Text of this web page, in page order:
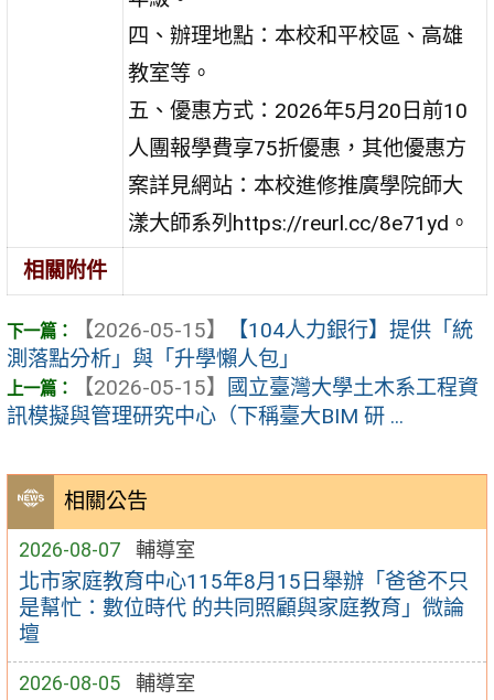
相關公告
2026-08-07 輔導室
北市家庭教育中心115年8月15日舉辦「爸爸不只
是幫忙：數位時代 的共同照顧與家庭教育」微論
壇
2026-08-05 輔導室
四、辦理地點：本校和平校區、高雄
教室等。
五、優惠方式：2026年5月20日前10
人團報學費享75折優惠，其他優惠方
案詳見網站：本校進修推廣學院師大
漾大師系列https://reurl.cc/8e71yd。
相關附件
【2026-05-15】
【104人力銀行】提供「統
測落點分析」與「升學懶人包」
【2026-05-15】
國立臺灣大學土木系工程資
訊模擬與管理研究中心（下稱臺大BIM 研 ...